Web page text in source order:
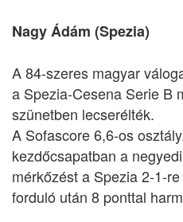
Nagy Ádám (Spezia)
A 84-szeres magyar
a Spezia-Cesena Serie B
szünetben lecserélték.
A Sofascore 6,6-os
kezdőcsapatban a
mérkőzést a Spezia 2-1-
forduló után 8 ponttal